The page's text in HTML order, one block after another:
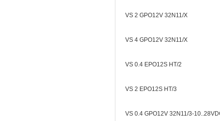
VS 2 GPO12V 32N11/X
VS 4 GPO12V 32N11/X
VS 0.4 EPO12S HT/2
VS 2 EPO12S HT/3
VS 0.4 GPO12V 32N11/3-